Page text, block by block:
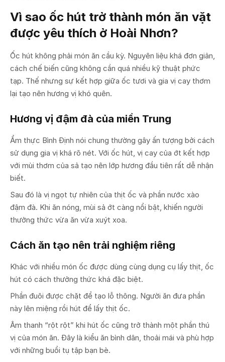
Vì sao ốc hút trở thành món ăn vặt
được yêu thích ở Hoài Nhơn?
Ốc hút không phải món ăn cầu kỳ. Nguyên liệu khá đơn giản,
cách chế biến cũng không cần quá nhiều kỹ thuật phức
tạp. Thế nhưng sự kết hợp giữa ốc tươi và gia vị cay thơm
lại tạo nên hương vị khó quên.
Hương vị đậm đà của miền Trung
Ẩm thực Bình Định nói chung thường gây ấn tượng bởi cách
sử dụng gia vị khá rõ nét. Với ốc hút, vị cay của ớt kết hợp
với mùi thơm của sả tạo nên lớp hương đầu tiên rất dễ nhận
biết.
Sau đó là vị ngọt tự nhiên của thịt ốc và phần nước xào
đậm đà. Khi ăn nóng, mùi sả ớt càng nổi bật, khiến người
thưởng thức vừa ăn vừa xuýt xoa.
Cách ăn tạo nên trải nghiệm riêng
Khác với nhiều món ốc được dùng cùng dụng cụ lấy thịt, ốc
hút có cách thưởng thức khá đặc biệt.
Phần đuôi được chặt để tạo lỗ thông. Người ăn đưa phần
này lên miệng rồi hút để lấy thịt ốc.
Âm thanh “rột rột” khi hút ốc cũng trở thành một phần thú
vị của món ăn. Đây là kiểu ăn bình dân, thoải mái và phù hợp
với những buổi tụ tập bạn bè.